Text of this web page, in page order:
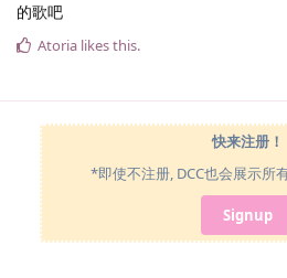
的歌吧
Atoria likes this.
快来注册！
*即使不注册, DCC也会展示所
Signup